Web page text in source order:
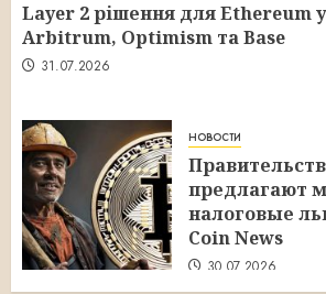
Layer 2 рішення для Ethereum у
Arbitrum, Optimism та Base
31.07.2026
новости
предлагают
налоговые
Coin News
30.07.2026